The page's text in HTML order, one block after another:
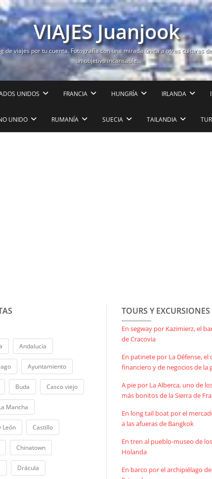
VIAJES Juanjook
de viajes por tu cuenta. Fotografía con una mirada única a otras culturas
un objetivo incansable.
UNIDOS FRANCIA HUNGRÍA IRLANDA
UNIDO RUMANÍA SUECIA TAILANDIA
Andalucía
Ayuntamiento
Buda Casco viejo
Mancha
León Castillo
Chinatown
Drácula
TOURS Y EXCURSIONES
En segway por Kazimierz, el
de Cracovia
En patinete por La Défense, el
financiero y de negocios de la
A pie por La Alberca, uno de
más bonitos de la Sierra de
En long tail boat por el
a las afueras de Bangkok
En tren al pueblo-museo de
Holanda
En barco por el archipiélago de